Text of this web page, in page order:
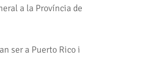
a la Província de
ser a Puerto Rico i